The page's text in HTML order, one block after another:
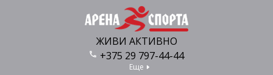
ЖИВИ АКТИВНО
+375 29 797-44-44
Еще